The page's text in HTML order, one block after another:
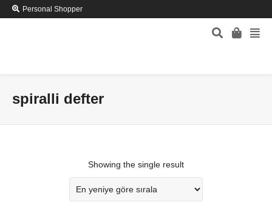
Personal Shopper
spiralli defter
Showing the single result